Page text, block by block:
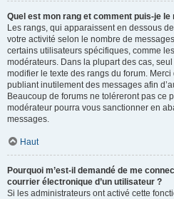
Quel est mon rang et comment puis-je le
Les rangs, qui apparaissent en dessous
votre activité selon le nombre de
certains utilisateurs spécifiques, comme
modérateurs. Dans la plupart des cas,
modifier le texte des rangs du forum.
publiant inutilement des messages afin
Beaucoup de forums ne toléreront pas ce
modérateur pourra vous sanctionner en
messages.
Haut
Pourquoi m’est-il demandé de me
courrier électronique d’un utilisateur ?
Si les administrateurs ont activé cette